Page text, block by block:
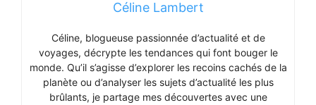
Céline Lambert
Céline, blogueuse passionnée d’actualité et de
voyages, décrypte les tendances qui font bouger le
monde. Qu’il s’agisse d’explorer les recoins cachés de la
planète ou d’analyser les sujets d’actualité les plus
brûlants, je partage mes découvertes avec une